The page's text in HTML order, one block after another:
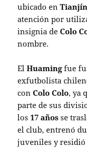
ubicado enTianjín
atención por
insignia deColo
nombre.
ElHuamingfue
exfutbolista
conColo Colo, ya
parte de sus
los17 años se
el club, entrenó
juveniles y